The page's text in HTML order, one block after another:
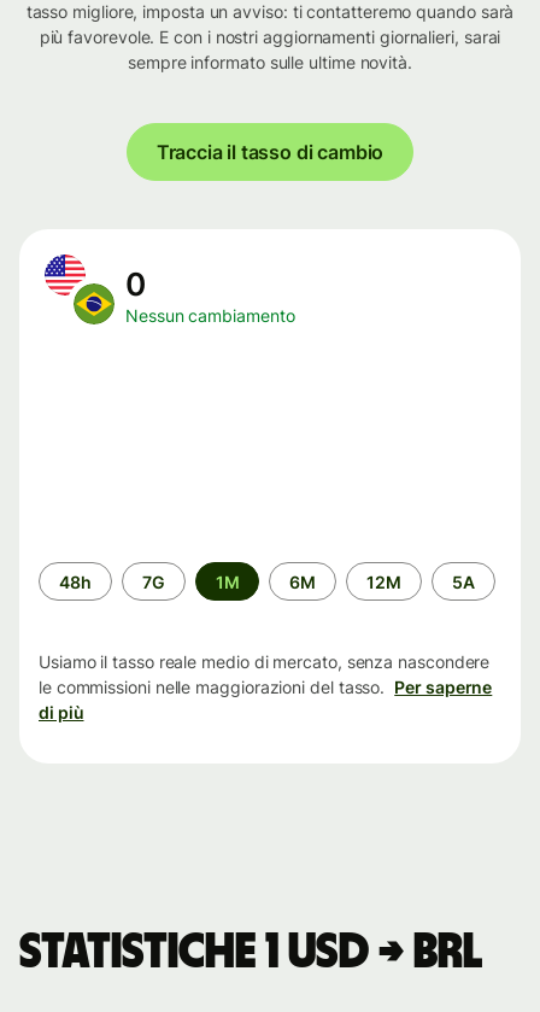
tasso migliore, imposta un avviso: ti contatteremo quando sarà
più favorevole. E con i nostri aggiornamenti giornalieri, sarai
sempre informato sulle ultime novità.
Traccia il tasso di cambio
0
Nessun cambiamento
Periodo
di
48h 7G 1M 6M 12M 5A
Usiamo il tasso reale medio di mercato, senza nascondere
le commissioni nelle maggiorazioni del tasso. Per saperne
di più
Statistiche 1 USD → BRL